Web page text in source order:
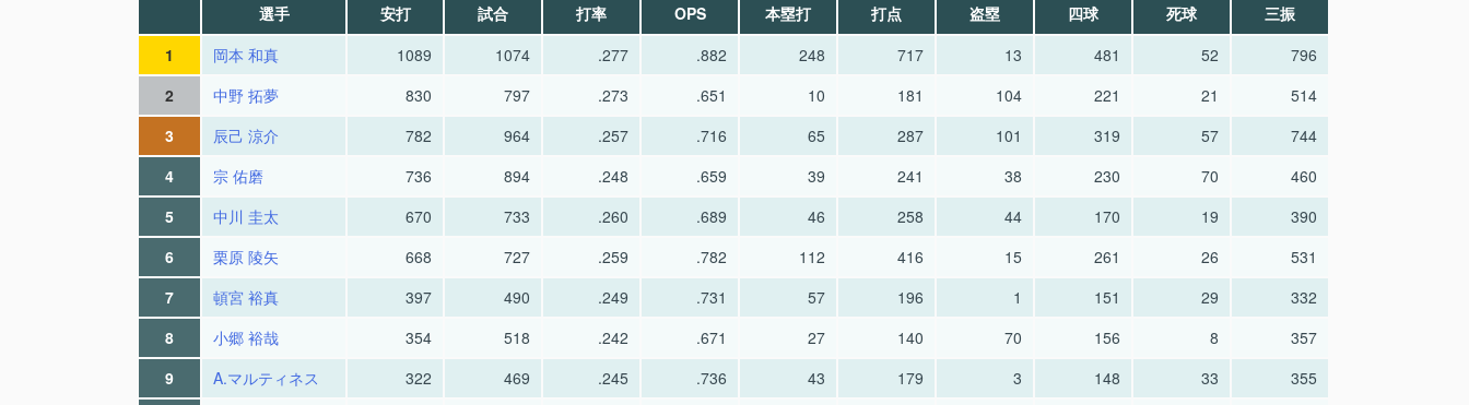
選手 安打 試合 打率 OPS 本塁打 打点 盗塁 四球 死球
三振
1
岡本 和真 1089 1074 .277 .882 248 717 13 481 52
796
2
中野 拓夢 830 797 .273 .651 10 181 104 221 21
514
3
辰己 涼介 782 964 .257 .716 65 287 101 319 57
744
4
宗 佑磨 736 894 .248 .659 39 241 38 230 70
460
5
中川 圭太 670 733 .260 .689 46 258 44 170 19
390
6
栗原 陵矢 668 727 .259 .782 112 416 15 261 26
531
7
頓宮 裕真 397 490 .249 .731 57 196 1 151 29
332
8
小郷 裕哉 354 518 .242 .671 27 140 70 156 8
357
9
A.マルティネス 322 469 .245 .736 43 179 3 148 33
355